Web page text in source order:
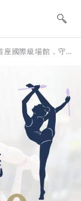
值得信賴的群眾
【瑞星韻律體操培育基地｜集資計畫】打造台灣首座國際級場館，守護孩子的體操夢！